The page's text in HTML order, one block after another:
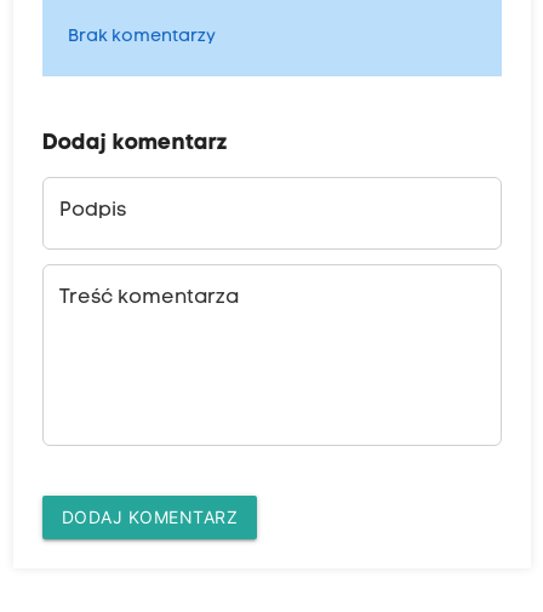
Brak komentarzy
Dodaj komentarz
Podpis
Treść komentarza
DODAJ KOMENTARZ